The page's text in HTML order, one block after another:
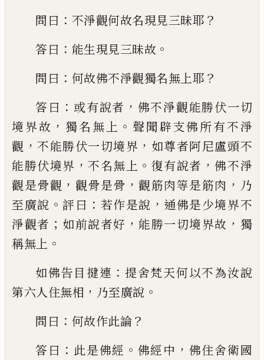
問曰 ： 不淨觀何故名現見三昧耶 ？
答曰 ： 能生現見三昧故 。
問曰 ： 何故佛不淨觀獨名無上耶 ？
答曰 ： 或有說者 ， 佛不淨觀能勝伏一切
境界故 ，獨名無 上 。 聲聞辟支佛所有不淨
觀 ，不能勝伏一切境界 ， 如尊者阿尼盧頭不
能勝伏境界 ，不名無上 。 復有說者 ，佛不淨
觀是骨觀 ， 觀骨是骨 ，觀筋肉等是筋肉 ， 乃
至廣說 。評曰 ： 若作是說 ， 通佛是少境界不
淨觀者 ； 如前說者好 ， 能勝一切境界故 ， 獨
稱無上 。
如佛告目揵連 ：提舍梵天何以不為汝說
第六人住無相 ， 乃至廣說 。
問曰 ： 何故作此論？
答 曰 ： 此是佛經 。 佛經中 ， 佛住舍衛國